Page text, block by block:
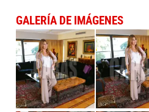
GALERÍA DE IMÁGENES